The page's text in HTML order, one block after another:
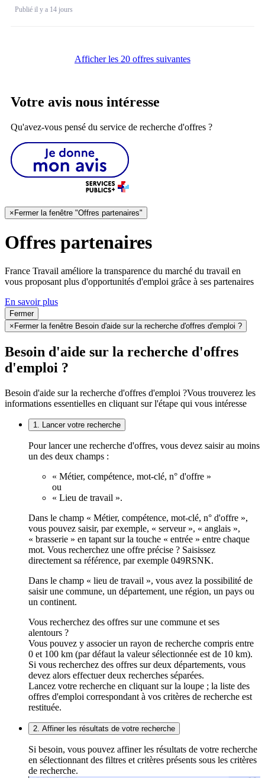
Publié il y a 14 jours
Afficher les 20 offres suivantes
Votre avis nous intéresse
Qu'avez-vous pensé du service de recherche d'offres ?
×Fermer la fenêtre "Offres partenaires"
Offres partenaires
France Travail améliore la transparence du marché du travail en
vous proposant plus d'opportunités d'emploi grâce à ses partenaires
En savoir plus
Fermer
× Fermer la fenêtre Besoin d'aide sur la recherche d'offres d'emploi ?
Besoin d'aide sur la recherche d'offres
d'emploi ?
Besoin d'aide sur la recherche d'offres d'emploi ?Vous trouverez les
informations essentielles en cliquant sur l'étape qui vous intéresse
1. Lancer votre recherche
Pour lancer une recherche d'offres, vous devez saisir au moins
un des deux champs :
« Métier, compétence, mot-clé, n° d'offre »
ou
« Lieu de travail ».
Dans le champ « Métier, compétence, mot-clé, n° d'offre »,
vous pouvez saisir, par exemple, « serveur », « anglais »,
« brasserie » en tapant sur la touche « entrée » entre chaque
mot. Vous recherchez une offre précise ? Saisissez
directement sa référence, par exemple 049RSNK.
Dans le champ « lieu de travail », vous avez la possibilité de
saisir une commune, un département, une région, un pays ou
un continent.
Vous recherchez des offres sur une commune et ses
alentours ?
Vous pouvez y associer un rayon de recherche compris entre
0 et 100 km (par défaut la valeur sélectionnée est de 10 km).
Si vous recherchez des offres sur deux départements, vous
devez alors effectuer deux recherches séparées.
Lancez votre recherche en cliquant sur la loupe ; la liste des
offres d'emploi correspondant à vos critères de recherche est
restituée.
2. Affiner les résultats de votre recherche
Si besoin, vous pouvez affiner les résultats de votre recherche
en sélectionnant des filtres et critères présents sous les critères
de recherche.